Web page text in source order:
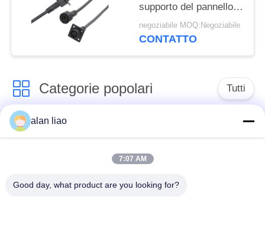
supporto del pannello
di Pin Flange IP67
6.5mm
negoziabile MOQ:Negoziabile
CONTATTO
Categorie popolari Tutti
Connettore circolare
impermeabile di
bassa tensione
Connettore
Supporto della
alan liao
7:07 AM
Good day, what product are you looking for?